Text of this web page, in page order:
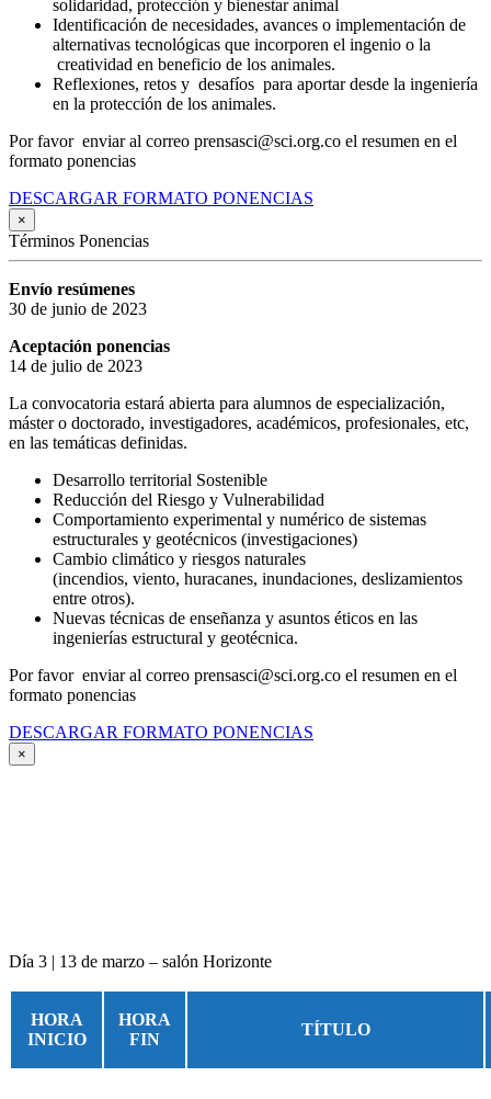
solidaridad, protección y bienestar animal
Identificación de necesidades, avances o implementación de
alternativas tecnológicas que incorporen el ingenio o la
creatividad en beneficio de los animales.
Reflexiones, retos y desafíos para aportar desde la ingeniería
en la protección de los animales.
Por favor enviar al correo prensasci@sci.org.co el resumen en el
formato ponencias
DESCARGAR FORMATO PONENCIAS
×
Términos Ponencias
Envío resúmenes
30 de junio de 2023
Aceptación ponencias
14 de julio de 2023
La convocatoria estará abierta para alumnos de especialización,
máster o doctorado, investigadores, académicos, profesionales, etc,
en las temáticas definidas.
Desarrollo territorial Sostenible
Reducción del Riesgo y Vulnerabilidad
Comportamiento experimental y numérico de sistemas
estructurales y geotécnicos (investigaciones)
Cambio climático y riesgos naturales
(incendios, viento, huracanes, inundaciones, deslizamientos
entre otros).
Nuevas técnicas de enseñanza y asuntos éticos en las
ingenierías estructural y geotécnica.
Por favor enviar al correo prensasci@sci.org.co el resumen en el
formato ponencias
DESCARGAR FORMATO PONENCIAS
×
Día 3 | 13 de marzo – salón Horizonte
HORA
INICIO
HORA
FIN
TÍTULO